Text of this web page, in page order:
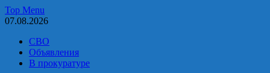
Skip
to
Top Menu
07.08.2026
СВО
Объявления
В прокуратуре